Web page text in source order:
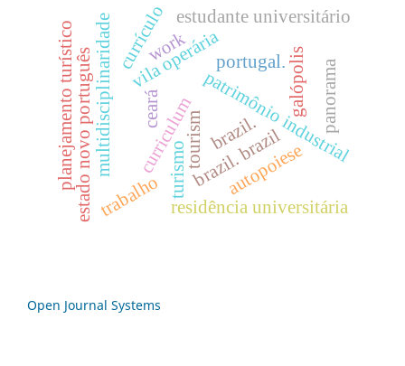
patrimônio industrial
galópolis
vila operária
ceará
brazil. brazil
turismo
tourism
currículo
curriculum
multidisciplinaridade brazil.
residência universitária
estudante universitário
portugal.
autopoiese
panorama
estado novo português
work
trabalho
planejamento turístico
Open Journal Systems